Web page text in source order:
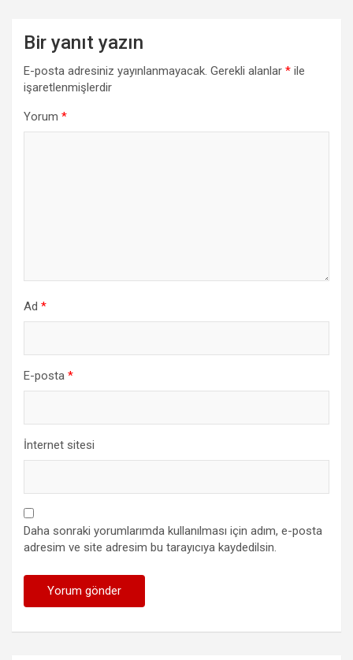
Bir yanıt yazın
E-posta adresiniz yayınlanmayacak. Gerekli alanlar * ile
işaretlenmişlerdir
Yorum *
Ad *
E-posta *
İnternet sitesi
Daha sonraki yorumlarımda kullanılması için adım, e-posta
adresim ve site adresim bu tarayıcıya kaydedilsin.